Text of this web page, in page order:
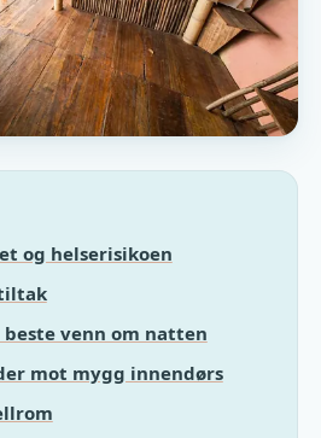
og helserisikoen
venn om natten
mot mygg innendørs